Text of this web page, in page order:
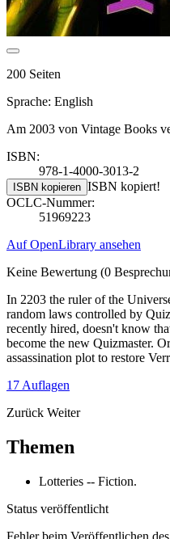
200 Seiten
Sprache: English
Am 2003 von Vintage Books
ISBN:
978-1-4000-3013-2
ISBN kopieren ISBN kopiert!
OCLC-Nummer:
51969223
Auf OpenLibrary ansehen
Keine Bewertung (0
In 2203 the ruler of the
random laws controlled by
recently hired, doesn't know
become the new Quizmaster.
assassination plot to restore
17 Auflagen
Zurück Weiter
Themen
Lotteries -- Fiction.
Status veröffentlicht
Fehler beim Veröffentlichen